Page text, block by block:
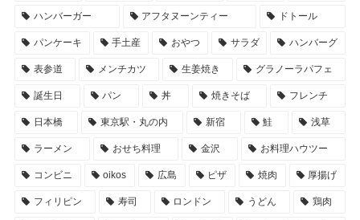
ハンバーガー アフタヌーンティー ドトール
パンケーキ 手土産 おやつ サラダ ハンバーグ
表参道 メンチカツ 生姜焼き グラノーラパフェ
誕生日 パン 丼 焼きそば フレンチ
日本橋 東京駅・丸の内 新宿 鮭 浅草
ラーメン おせち料理 金沢 お料理ハウツー
コンビニ oikos 広島 ピザ 焼肉 厚揚げ
フィリピン 寿司 ロンドン うどん 鶏肉